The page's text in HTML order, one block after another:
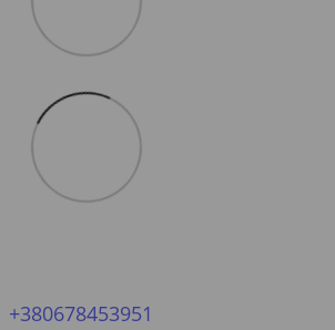
+380678453951